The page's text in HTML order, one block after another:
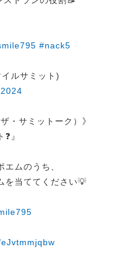
#nack5
ルサミット)
・サミットーク）》
』
ムのうち、
を当ててください💡